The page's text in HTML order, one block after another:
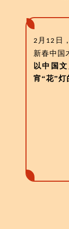
2 月 12 日
新春中国
以中国
宵“花”灯